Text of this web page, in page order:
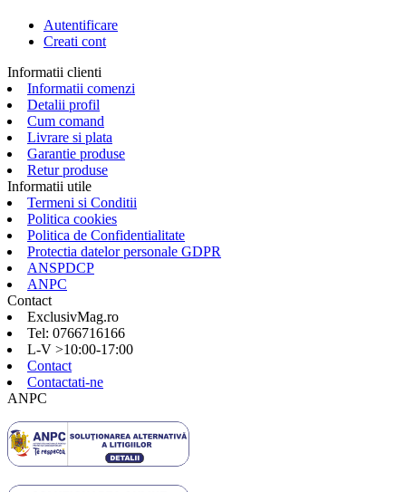
Autentificare
Creati cont
Informatii clienti
Informatii comenzi
Detalii profil
Cum comand
Livrare si plata
Garantie produse
Retur produse
Informatii utile
Termeni si Conditii
Politica cookies
Politica de Confidentialitate
Protectia datelor personale GDPR
ANSPDCP
ANPC
Contact
ExclusivMag.ro
Tel: 0766716166
L-V >10:00-17:00
Contact
Contactati-ne
ANPC